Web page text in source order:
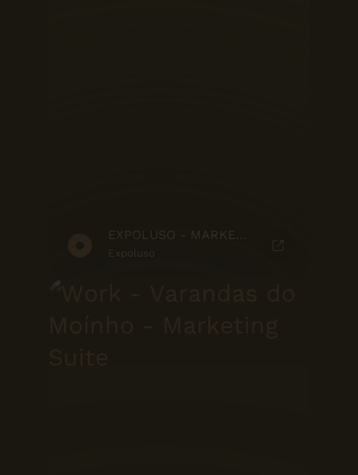
EXPOLUSO - MARKETING SUITE
Expoluso